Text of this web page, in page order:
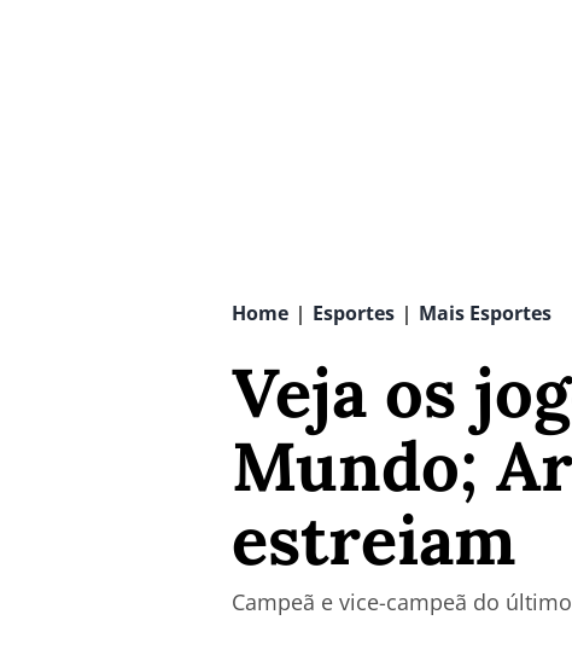
Home | Esportes | Mais Esportes
Veja os
Mundo;
estreiam
Campeã e vice-campeã do